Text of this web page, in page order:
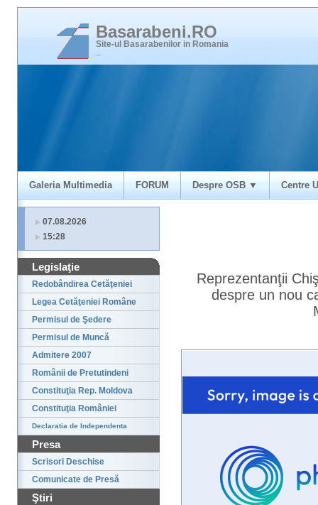
Basarabeni.RO
Site-ul Basarabenilor in Romania
Galeria Multimedia FORUM Despre OSB ▼ Centre
07.08.2026
15:28
Legislaţie
Redobândirea Cetăţeniei
Legea Cetăţeniei Române
Permisul de Şedere
Permisul de Muncă
Admitere 2007
Românii de Pretutindeni
Constituţia Rep. Moldova
Constituţia României
Declaratia de Independenta
Presa
Scrisori Deschise
Comunicate de Presă
Ştiri
Reprezentanţii
despre un nou